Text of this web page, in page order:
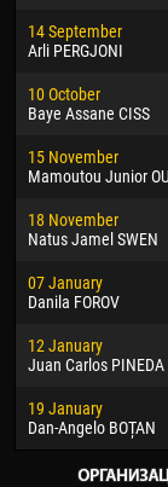
14 September
Arli PERGJONI
10 October
Baye Assane CISS
15 November
Mamoutou Junior
18 November
Natus Jamel SWEN
07 January
Danila FOROV
12 January
Juan Carlos PINEDA
19 January
Dan-Angelo BOȚAN